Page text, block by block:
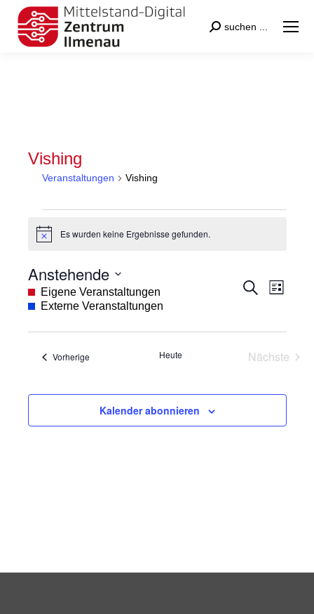
Search:
suchen ...
Vishing
Veranstaltungen Vishing
Veranstaltungen
HinweisEs wurden keine Ergebnisse gefunden.
und
Suche
Liste
Anstehende
Datum
wählen.
Eigene Veranstaltungen
Externe Veranstaltungen
VorherigeVeranstaltungen Heute
Nächste
Kalender abonnieren